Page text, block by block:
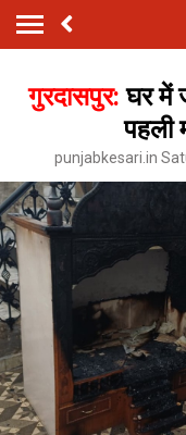
गुरदासपुर:घर में
पहली
punjabkesari.in